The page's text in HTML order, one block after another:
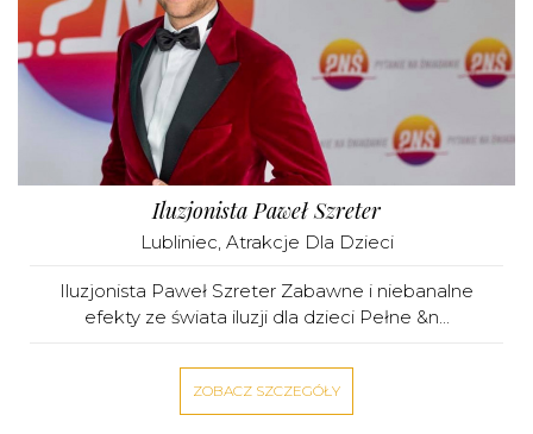
Iluzjonista Paweł Szreter
Lubliniec, Atrakcje Dla Dzieci
Iluzjonista Paweł Szreter Zabawne i niebanalne
efekty ze świata iluzji dla dzieci Pełne &n...
ZOBACZ SZCZEGÓŁY